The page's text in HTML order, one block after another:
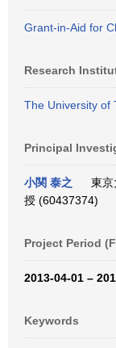
Grant-in-Aid for
Research
The University of
Principal
小関 泰之
東京
授 (60437374)
Project Period
2013-04-01 –
Keywords